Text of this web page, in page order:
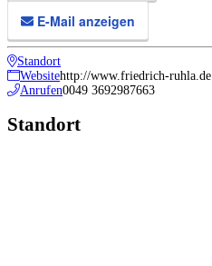
E-Mail anzeigen
Standort
Websitehttp://www.friedrich-ruhla.de
Anrufen0049 3692987663
Standort